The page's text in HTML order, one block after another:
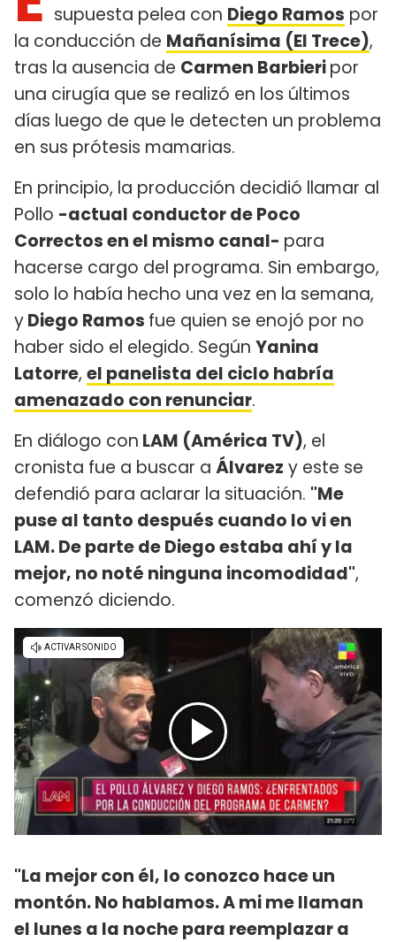
supuesta pelea con Diego Ramos por
la conducción de Mañanísima (El Trece),
tras la ausencia de Carmen Barbieripor
una cirugía que se realizó en los últimos
días luego de que le detecten un problema
en sus prótesis mamarias.
En principio, la producción decidió llamar al
Pollo -actual conductor de Poco
Correctos en el mismo canal- para
hacerse cargo del programa. Sin embargo,
solo lo había hecho una vez en la semana,
yDiego Ramos fue quien se enojó por no
haber sido el elegido. Según Yanina
Latorre, el panelista del ciclo habría
amenazado con renunciar.
En diálogo con LAM (América TV), el
cronista fue a buscar a Álvarez y este se
defendió para aclarar la situación. "Me
puse al tanto después cuando lo vi en
LAM. De parte de Diego estaba ahí y la
mejor, no noté ninguna incomodidad",
comenzó diciendo.
"La mejor con él, lo conozco hace un
montón. No hablamos. A mi me llaman
el lunes a la noche para reemplazar a